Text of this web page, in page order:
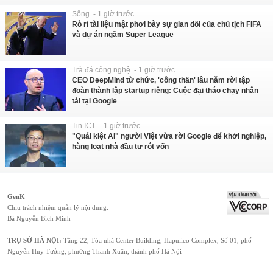
Sống - 1 giờ trước
Rò rỉ tài liệu mật phơi bày sự gian dối của chủ tịch FIFA
và dự án ngầm Super League
Trà đá công nghệ - 1 giờ trước
CEO DeepMind từ chức, 'công thần' lâu năm rời tập
đoàn thành lập startup riêng: Cuộc đại tháo chạy nhân
tài tại Google
Tin ICT - 1 giờ trước
"Quái kiệt AI" người Việt vừa rời Google để khởi nghiệp,
hàng loạt nhà đầu tư rót vốn
GenK
Chịu trách nhiệm quản lý nội dung:
Bà Nguyễn Bích Minh
TRỤ SỞ HÀ NỘI: Tầng 22, Tòa nhà Center Building, Hapulico Complex, Số 01, phố
Nguyễn Huy Tưởng, phường Thanh Xuân, thành phố Hà Nội